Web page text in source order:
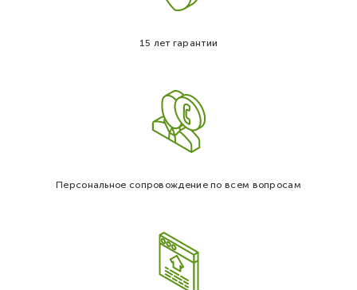
15 лет гарантии
Персональное сопровождение по всем вопросам